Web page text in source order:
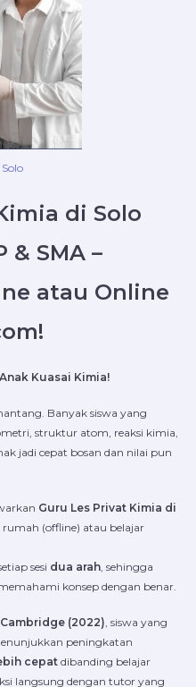
di Solo
& SMA –
atau Online
Kuasai Kimia!
Banyak siswa yang
struktur atom, reaksi kimia,
jadi cepat bosan dan nilai pun
Guru Les Privat Kimia di
(offline) atau belajar
sesi dua arah , sehingga
konsep dengan benar.
(2022) , siswa yang
peningkatan
cepatdibanding belajar
langsung dengan tutor yang